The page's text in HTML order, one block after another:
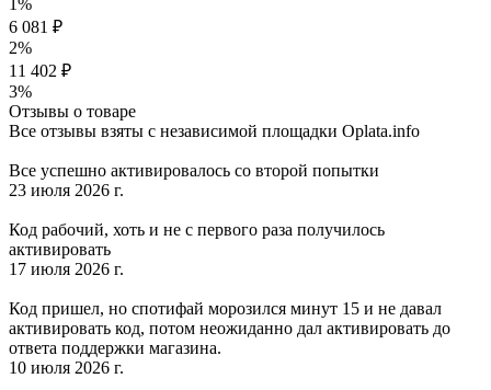
1%
6 081 ₽
2%
11 402 ₽
3%
Отзывы о товаре
Все отзывы взяты с независимой площадки Oplata.info
Все успешно активировалось со второй попытки
23 июля 2026 г.
Код рабочий, хоть и не с первого раза получилось
активировать
17 июля 2026 г.
Код пришел, но спотифай морозился минут 15 и не давал
активировать код, потом неожиданно дал активировать до
ответа поддержки магазина.
10 июля 2026 г.